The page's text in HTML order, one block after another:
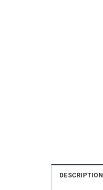
DESCRIPTION